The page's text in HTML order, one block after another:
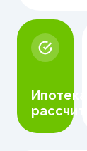
Ипотека